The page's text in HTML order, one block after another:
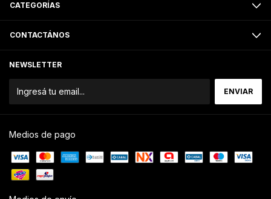
CATEGORÍAS
CONTACTÁNOS
NEWSLETTER
Medios de pago